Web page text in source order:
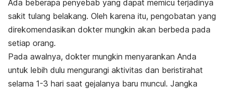
Ada beberapa penyebab yang dapat memicu terjadinya
sakit tulang belakang. Oleh karena itu, pengobatan yang
direkomendasikan dokter mungkin akan berbeda pada
setiap orang.
Pada awalnya, dokter mungkin menyarankan Anda
untuk lebih dulu mengurangi aktivitas dan beristirahat
selama 1-3 hari saat gejalanya baru muncul. Jangka